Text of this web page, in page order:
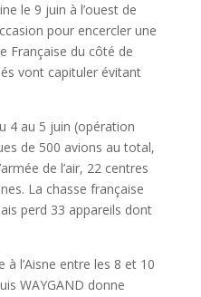
le 9 juin à l’ouest de
pour encercler une
Française du côté de
vont capituler évitant
4 au 5 juin (opération
de 500 avions au total,
de l’air, 22 centres
La chasse française
perd 33 appareils dont
à l’Aisne entre les 8 et 10
WAYGAND donne